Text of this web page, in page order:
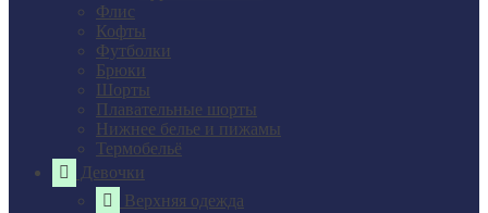
Флис
Кофты
Футболки
Брюки
Шорты
Плавательные шорты
Нижнее белье и пижамы
Термобельё
Девочки
Верхняя одежда